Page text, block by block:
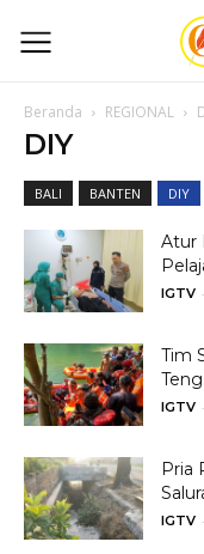
Beranda REGIONAL
DIY
BALI BANTEN DIY
Atur
IGTV -
Tim
IGTV -
Pria
IGTV -